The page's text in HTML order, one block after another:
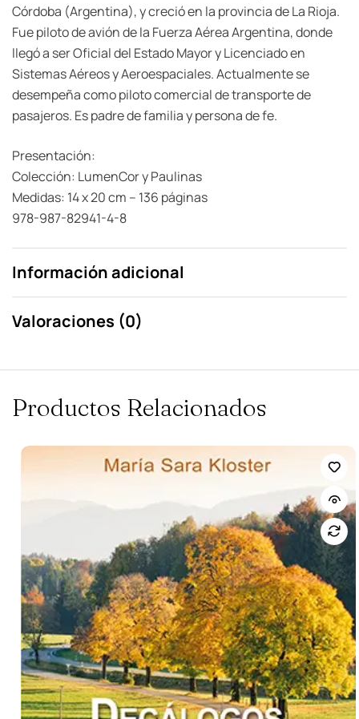
Córdoba (Argentina), y creció en la provincia de La Rioja.
Fue piloto de avión de la Fuerza Aérea Argentina, donde
llegó a ser Oficial del Estado Mayor y Licenciado en
Sistemas Aéreos y Aeroespaciales. Actualmente se
desempeña como piloto comercial de transporte de
pasajeros. Es padre de familia y persona de fe.
Presentación:
Colección: LumenCor y Paulinas
Medidas: 14 x 20 cm – 136 páginas
978-987-82941-4-8
Información adicional
Valoraciones (0)
Productos Relacionados